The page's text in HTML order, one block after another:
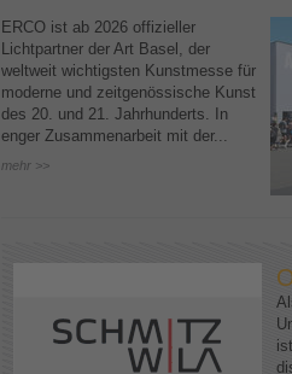
ERCO ist ab 2026 offizieller
Lichtpartner der Art Basel, der
weltweit wichtigsten Kunstmesse für
moderne und zeitgenössische Kunst
des 20. und 21. Jahrhunderts. In
enger Zusammenarbeit mit der...
mehr >>